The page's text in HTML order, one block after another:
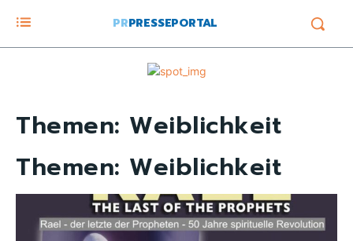
PRPRESSEPORTAL
Themen: Weiblichkeit
Themen: Weiblichkeit